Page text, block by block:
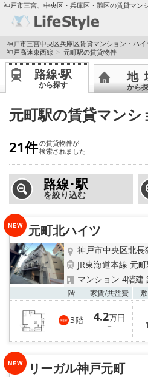
神戸市三宮、中央区・兵庫区・灘区の賃貸マン
TOPページ
神戸の単身向けマンション特集
保証人不要
高級賃貸
リノベーション物件
ペット飼育可能
路線·駅から探す
地域から探す
地図から探す
店舗情報·アクセス
神戸市三宮中央区兵庫区賃貸マンション・ハ
神戸高速東西線
元町駅の賃貸物件
路線·駅
から探す
地
から
元町駅の賃貸マンシ
21件の賃貸物件が
検索されました
路線･駅
を絞り込む
元町北ハイツ
神戸市中央区北長
JR東海道本線 元
マンション 4階建
階 家賃/共益費
3階 4.2万円
－ 1
リーガル神戸元町